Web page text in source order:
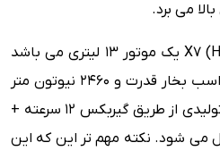
می برد.
موتور کشنده هیرون (HERON) X7 یک موتور 13 لیتری می باشد
که قادر به تولید حداکثر 520 اسب بخار قدرت و 2460 نیوتون متر
گشتاور می باشد .این قدرت تولیدی از طریق گیربکس 12 سرعته +
می شود. نکته مهم تر این که این